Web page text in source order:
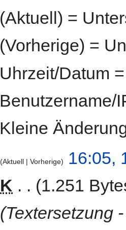
(Aktuell) =
(Vorherige) =
Uhrzeit/Datum
Benutzername/
Kleine
Aktuell Vorherige
16:05,
K
1.251
Textersetzung